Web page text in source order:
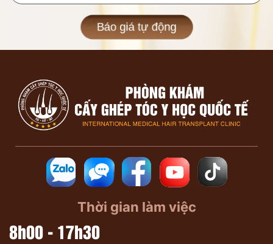
Báo giá tự động
Thời gian làm việc
8h00 - 17h30